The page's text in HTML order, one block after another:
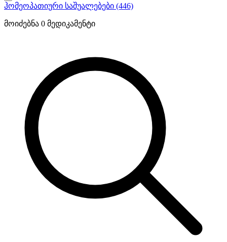
ჰომეოპათიური საშუალებები (446)
მოიძებნა 0 მედიკამენტი